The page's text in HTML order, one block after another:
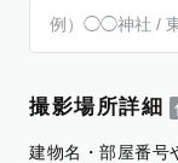
撮影場所詳細
建物名・部屋番号